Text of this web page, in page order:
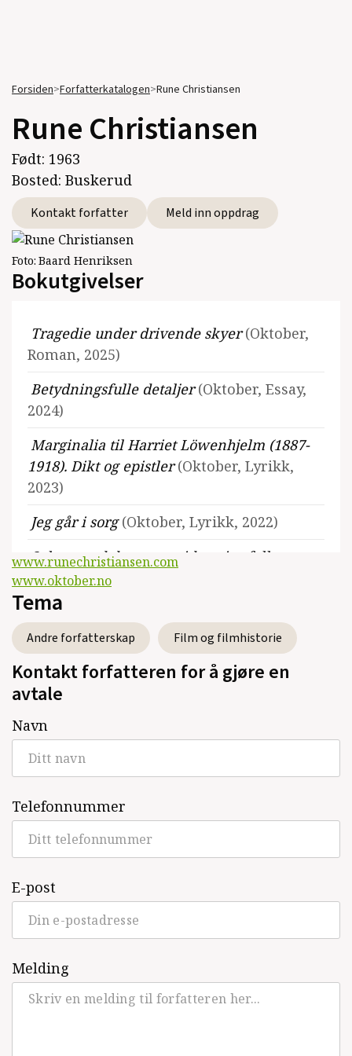
Forsiden>Forfatterkatalogen>Rune Christiansen
Rune Christiansen
Født: 1963
Bosted: Buskerud
Kontakt forfatter Meld inn oppdrag
Foto: Baard Henriksen
Bokutgivelser
Tragedie under drivende skyer(Oktober,
Roman, 2025)
Betydningsfulle detaljer(Oktober, Essay,
2024)
Marginalia til Harriet Löwenhjelm (1887-
1918). Dikt og epistler(Oktober, Lyrikk,
2023)
Jeg går i sorg(Oktober, Lyrikk, 2022)
Saken med den tapte tidens innfall
(Oktober, Roman, 2021)
Jeg uttrykker meg feilaktig om årstidene,
eller De små epistlene som fikk den
storslagne tittelen Det gylne skinnet. Dikt
2011-2019(Oktober, 2019)
(Oktober, Roman, 2017)
Ensomheten i Lydia Ernemans liv
Jeg har tenkt meg til de elysiske sletter
Dikt 2002-2011(Oktober, Lyrikk, 2011)
Fraværet av musikk
Edmond Jabés: Lengsel etter en
begynnelse. Frykten for en eneste slutt
(Oktober, Gjendiktning, 2004)
www.runechristiansen.com
www.oktober.no
Tema
Andre forfatterskap Film og filmhistorie
Kontakt forfatteren for å gjøre en
avtale
Navn
Telefonnummer
E-post
Melding